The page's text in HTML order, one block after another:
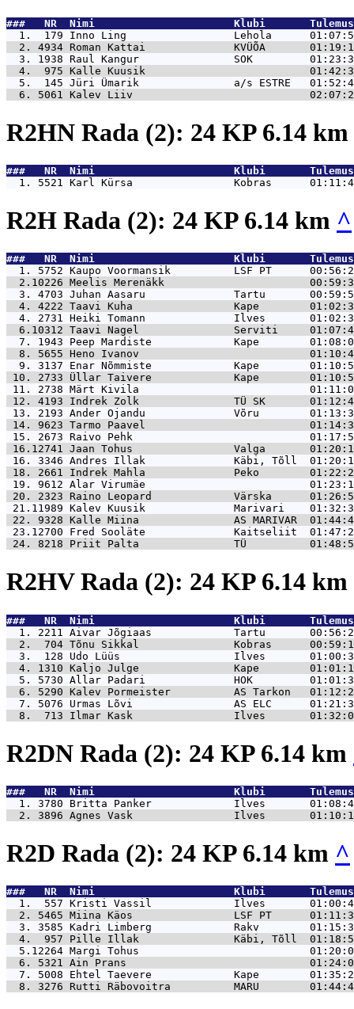
###   NR  Nimi                      Klubi
  1.  179
Inno Ling                 Lehola
  2. 4934
Roman Kattai              KVÜÕA
  3. 1938
Raul Kangur               SOK
  4.  975
Kalle Kuusik
  5.  145
Jüri Ümarik               a/s ESTRE
  6. 5061
Kalev Liiv
R2HN Rada (2): 24 KP 6.14 km
###   NR  Nimi                      Klubi
  1. 5521
Karl Kürsa                Kobras
R2H Rada (2): 24 KP 6.14 km ^
###   NR  Nimi                      Klubi
  1. 5752
Kaupo Voormansik          LSF PT
  2.10226
Meelis Merenäkk
  3. 4703
Juhan Aasaru              Tartu
  4. 4222
Taavi Kuha                Kape
  4. 2731
Heiki Tomann              Ilves
  6.10312
Taavi Nagel               Serviti
  7. 1943
Peep Mardiste             Kape
  8. 5655
Heno Ivanov
  9. 3137
Enar Nõmmiste             Kape
10. 2733 Üllar Taivere             Kape
11. 2738 Märt Kivila
12. 4193 Indrek Zolk               TÜ SK
13. 2193 Ander Ojandu              Võru
14. 9623 Tarmo Paavel
15. 2673 Raivo Pehk
16.12741 Jaan Tohus                Valga
16. 3346 Andres Illak              Käbi, Tõll
18. 2661 Indrek Mahla              Peko
19. 9612 Alar Virumäe
20. 2323 Raino Leopard             Värska
21.11989 Kalev Kuusik              Marivari
22. 9328 Kalle Miina               AS MARIVAR
23.12700 Fred Sooläte              Kaitseliit
24. 8218 Priit Palta               TÜ
R2HV Rada (2): 24 KP 6.14 km
###   NR  Nimi                      Klubi
  1. 2211
Aivar Jõgiaas             Tartu
  2.  704
Tõnu Sikkal               Kobras
  3.  128
Udo Lüüs                  Ilves
  4. 1310
Kaljo Julge               Kape
  5. 5730
Allar Padari              HOK
  6. 5290
Kalev Pormeister          AS Tarkon
  7. 5076
Urmas Lõvi                AS ELC
  8.  713
Ilmar Kask                Ilves
R2DN Rada (2): 24 KP 6.14 km
###   NR  Nimi                      Klubi
  1. 3780
Britta Panker             Ilves
  2. 3896
Agnes Vask                Ilves
R2D Rada (2): 24 KP 6.14 km ^
###   NR  Nimi                      Klubi
  1.  557
Kristi Vassil             Ilves
  2. 5465
Miina Käos                LSF PT
  3. 3585
Kadri Limberg             Rakv
  4.  957
Pille Illak               Käbi, Tõll
  5.12264
Margi Tohus
  6. 5321
Ain Prans
  7. 5008
Ehtel Taevere             Kape
  8. 3276
Rutti Räbovoitra          MARU